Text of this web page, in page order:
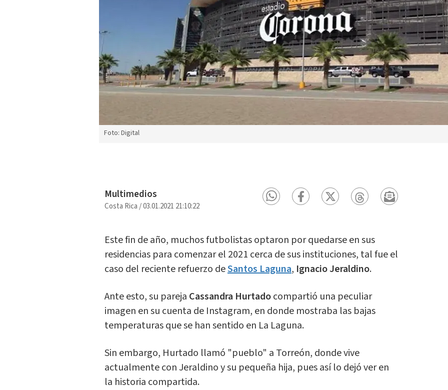
Foto: Digital
Multimedios
Costa Rica/03.01.2021 21:10:22
Este fin de año, muchos futbolistas optaron por quedarse en sus
residencias para comenzar el 2021 cerca de sus instituciones, tal fue el
caso del reciente refuerzo deSantos Laguna, Ignacio Jeraldino.
Ante esto, su pareja Cassandra Hurtadocompartió una peculiar
imagen en su cuenta de Instagram, en donde mostraba las bajas
temperaturas que se han sentido en La Laguna.
Sin embargo, Hurtado llamó "pueblo" a Torreón, donde vive
actualmente con Jeraldino y su pequeña hija, pues así lo dejó ver en
la historia compartida.